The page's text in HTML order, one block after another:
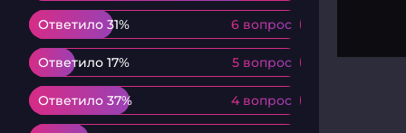
Ответило 31% 6 вопрос
Ответило 31% 6 вопрос
Ответило 17% 5 вопрос
Ответило 17% 5 вопрос
Ответило 37% 4 вопрос
Ответило 37% 4 вопрос